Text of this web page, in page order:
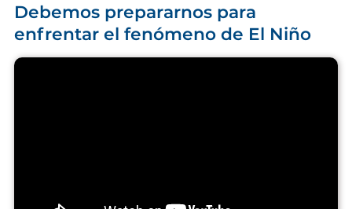
Debemos prepararnos para
enfrentar el fenómeno de El Niño